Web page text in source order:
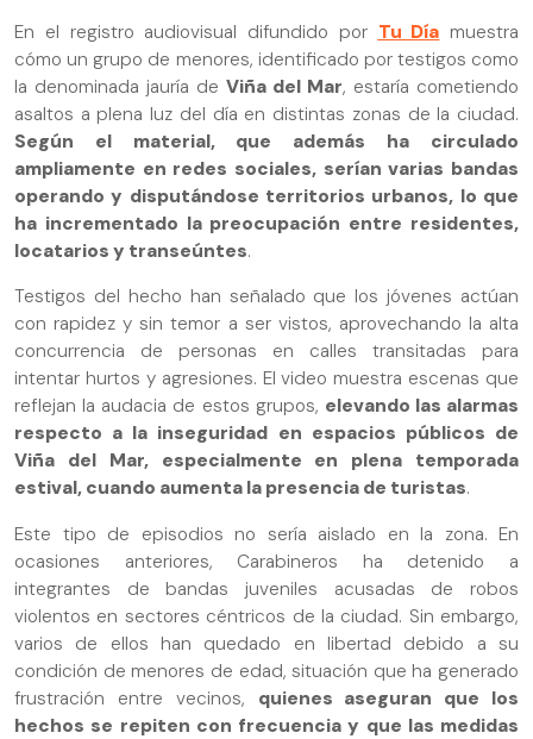
En el registro audiovisual difundido por Tu Día muestra
cómo un grupo de menores, identificado por testigos como
la denominada jauría de Viña del Mar, estaría cometiendo
asaltos a plena luz del día en distintas zonas de la ciudad.
Según el material, que además ha circulado
ampliamente en redes sociales, serían varias bandas
operando y disputándose territorios urbanos, lo que
ha incrementado la preocupación entre residentes,
locatarios y transeúntes.
Testigos del hecho han señalado que los jóvenes actúan
con rapidez y sin temor a ser vistos, aprovechando la alta
concurrencia de personas en calles transitadas para
intentar hurtos y agresiones. El video muestra escenas que
reflejan la audacia de estos grupos, elevando las alarmas
respecto a la inseguridad en espacios públicos de
Viña del Mar, especialmente en plena temporada
estival, cuando aumenta la presencia de turistas.
Este tipo de episodios no sería aislado en la zona. En
ocasiones anteriores, Carabineros ha detenido a
integrantes de bandas juveniles acusadas de robos
violentos en sectores céntricos de la ciudad. Sin embargo,
varios de ellos han quedado en libertad debido a su
condición de menores de edad, situación que ha generado
frustración entre vecinos, quienes aseguran que los
hechos se repiten con frecuencia y que las medidas